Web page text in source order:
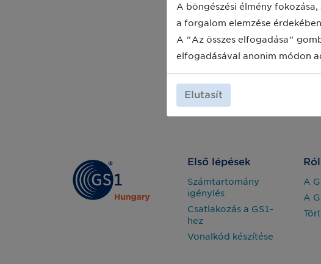
Első lépések
Számtartomány
igénylés
Csatlakozás a GS1-
hez
Vonalkód készítése
A
A
A böngészési élmény
a forgalom elemzése
A "Az összes elfogadása"
elfogadásával anonim módon
Elutasít